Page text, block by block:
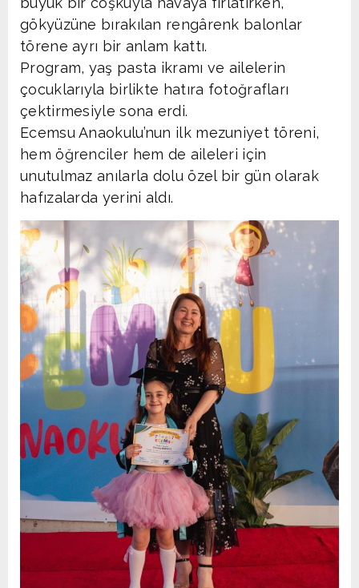
gökyüzüne bırakılan rengârenk balonlar
törene ayrı bir anlam kattı.
Program, yaş pasta ikramı ve ailelerin
çocuklarıyla birlikte hatıra fotoğrafları
çektirmesiyle sona erdi.
Ecemsu Anaokulu’nun ilk mezuniyet töreni,
hem öğrenciler hem de aileleri için
unutulmaz anılarla dolu özel bir gün olarak
hafızalarda yerini aldı.